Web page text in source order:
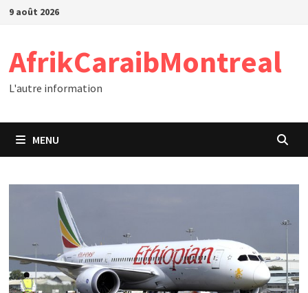
Passer
9 août 2026
AfrikCaraibMontreal
L'autre information
MENU